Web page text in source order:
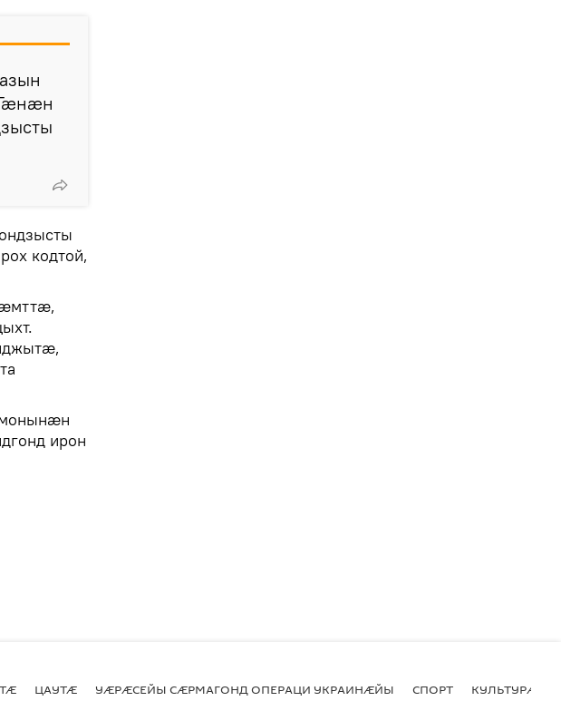
кодтой,
ирон
ЦАУТӔ УӔРӔСЕЙЫ СӔРМАГОНД ОПЕРАЦИ УКРАИНӔЙЫ СПОРТ КУЛЬТУРӔ